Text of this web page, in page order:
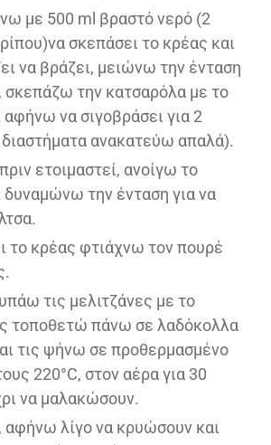
με 500 ml βραστό νερό (2
σκεπάσει το κρέας και
να βράζει, μειώνω την ένταση
σκεπάζω την κατσαρόλα με το
αφήνω να σιγοβράσει για 2
ανακατεύω απαλά).
ετοιμαστεί, ανοίγω το
δυναμώνω την ένταση για να
το κρέας φτιάχνω τον πουρέ
τις μελιτζάνες με το
τοποθετώ πάνω σε λαδόκολλα
τις ψήνω σε προθερμασμένο
220°C, στον αέρα για 30
να μαλακώσουν.
αφήνω λίγο να κρυώσουν και